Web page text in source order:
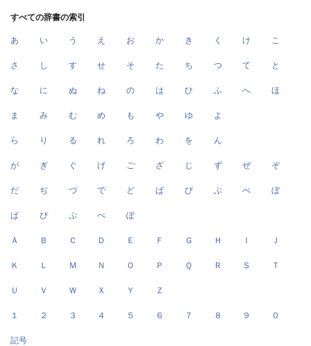
すべての辞書の索引
あ い う え お か き く け こ
さ し す せ そ た ち つ て と
な に ぬ ね の は ひ ふ へ ほ
ま み む め も や ゆ よ
ら り る れ ろ わ を ん
が ぎ ぐ げ ご ざ じ ず ぜ ぞ
だ ぢ づ で ど ば び ぶ べ ぼ
ぱ ぴ ぷ ぺ ぽ
Ａ Ｂ Ｃ Ｄ Ｅ Ｆ Ｇ Ｈ Ｉ Ｊ
Ｋ Ｌ Ｍ Ｎ Ｏ Ｐ Ｑ Ｒ Ｓ Ｔ
Ｕ Ｖ Ｗ Ｘ Ｙ Ｚ
１ ２ ３ ４ ５ ６ ７ ８ ９ ０
記号